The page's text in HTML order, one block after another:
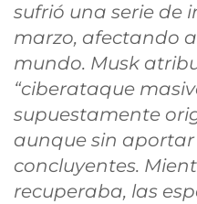
sufrió una serie de
marzo, afectando
mundo. Musk
“ciberataque
supuestamente
aunque sin
concluyentes.
recuperaba, las